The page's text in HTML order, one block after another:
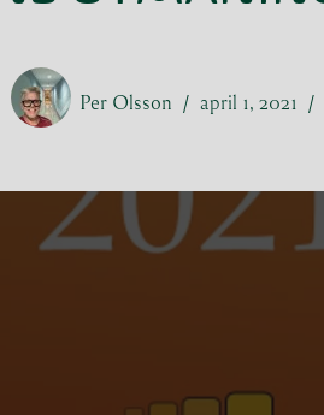
Per Olsson april 1, 2021